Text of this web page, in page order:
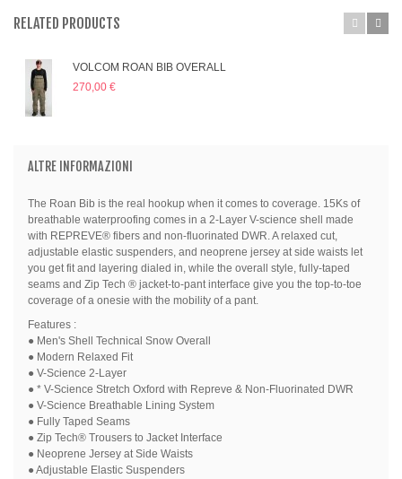
RELATED PRODUCTS
VOLCOM ROAN BIB OVERALL
270,00 €
ALTRE INFORMAZIONI
The Roan Bib is the real hookup when it comes to coverage. 15Ks of
breathable waterproofing comes in a 2-Layer V-science shell made
with REPREVE® fibers and non-fluorinated DWR. A relaxed cut,
adjustable elastic suspenders, and neoprene jersey at side waists let
you get fit and layering dialed in, while the overall style, fully-taped
seams and Zip Tech ® jacket-to-pant interface give you the top-to-toe
coverage of a onesie with the mobility of a pant.
Features :
● Men's Shell Technical Snow Overall
● Modern Relaxed Fit
● V-Science 2-Layer
● * V-Science Stretch Oxford with Repreve & Non-Fluorinated DWR
● V-Science Breathable Lining System
● Fully Taped Seams
● Zip Tech® Trousers to Jacket Interface
● Neoprene Jersey at Side Waists
● Adjustable Elastic Suspenders